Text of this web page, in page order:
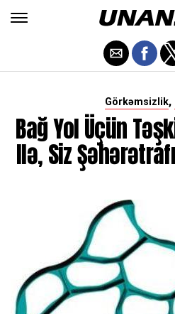
Görkəmsizlik,
Bağ Yol Üçün
Ilə, Siz